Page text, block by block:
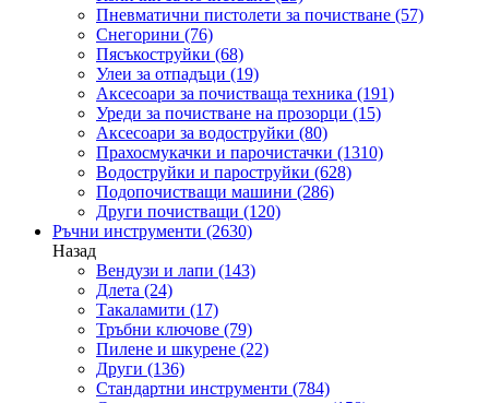
Пневматични пистолети за почистване (57)
Снегорини (76)
Пясъкоструйки (68)
Улеи за отпадъци (19)
Аксесоари за почистваща техника (191)
Уреди за почистване на прозорци (15)
Аксесоари за водоструйки (80)
Прахосмукачки и парочистачки (1310)
Водоструйки и пароструйки (628)
Подопочистващи машини (286)
Други почистващи (120)
Ръчни инструменти (2630)
Назад
Вендузи и лапи (143)
Длета (24)
Такаламити (17)
Тръбни ключове (79)
Пилене и шкурене (22)
Други (136)
Стандартни инструменти (784)